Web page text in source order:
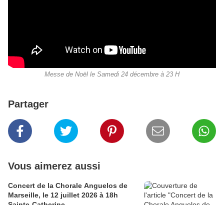
Messe de Noël le Samedi 24 décembre à 23 H
Partager
Vous aimerez aussi
Concert de la Chorale Anguelos de
Marseille, le 12 juillet 2026 à 18h